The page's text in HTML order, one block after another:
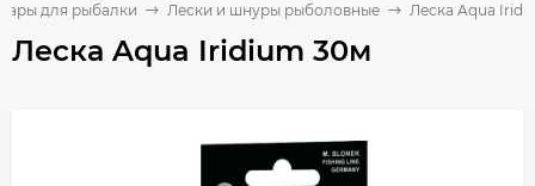
для рыбалки Лески и шнуры рыболовные Леска Aqua
Леска Aqua Iridium 30м